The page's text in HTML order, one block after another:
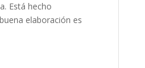
Está hecho
elaboración es